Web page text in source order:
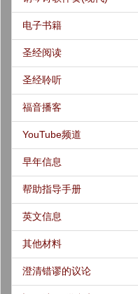
电子书籍
圣经阅读
圣经聆听
福音播客
YouTube频道
早年信息
帮助指导手册
英文信息
其他材料
澄清错谬的议论